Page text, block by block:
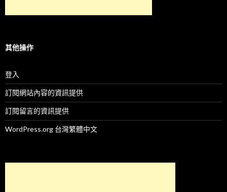
其他操作
登入
訂閱網站內容的資訊提供
訂閱留言的資訊提供
WordPress.org 台灣繁體中文